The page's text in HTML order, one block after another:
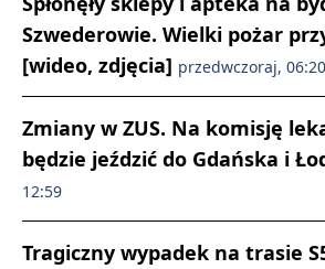
Szwederowie. Wielki pożar
[wideo, zdjęcia] przedwczoraj, 06:20
Zmiany w ZUS. Na komisję
będzie jeździć do Gdańska i
12:59
Tragiczny wypadek na trasie